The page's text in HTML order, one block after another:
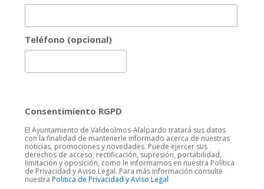
Teléfono (opcional)
Consentimiento RGPD
El Ayuntamiento de Valdeolmos-Alalpardo tratará sus datos
con la finalidad de mantenerle informado acerca de nuestras
noticias, promociones y novedades. Puede ejercer sus
derechos de acceso, rectificación, supresión, portabilidad,
limitación y oposición, como le informamos en nuestra Política
de Privacidad y Aviso Legal. Para más información consulte
nuestra Politica de Privacidad y Aviso Legal